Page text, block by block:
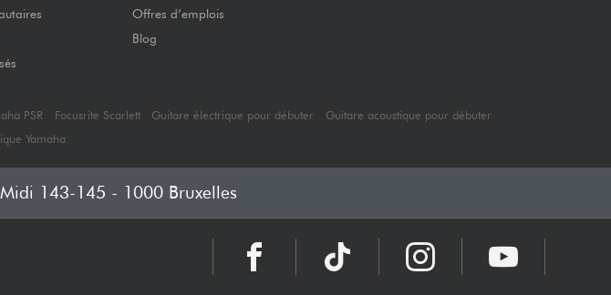
Offres d’emplois
Blog
PSR Focusrite Scarlett Guitare électrique pour débuter
Guitare acoustique pour débuter
Yamaha
143-145 - 1000 Bruxelles